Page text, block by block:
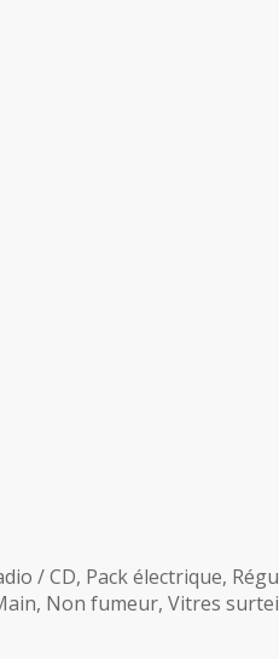
/ CD, Pack électrique,
Non fumeur, Vitres